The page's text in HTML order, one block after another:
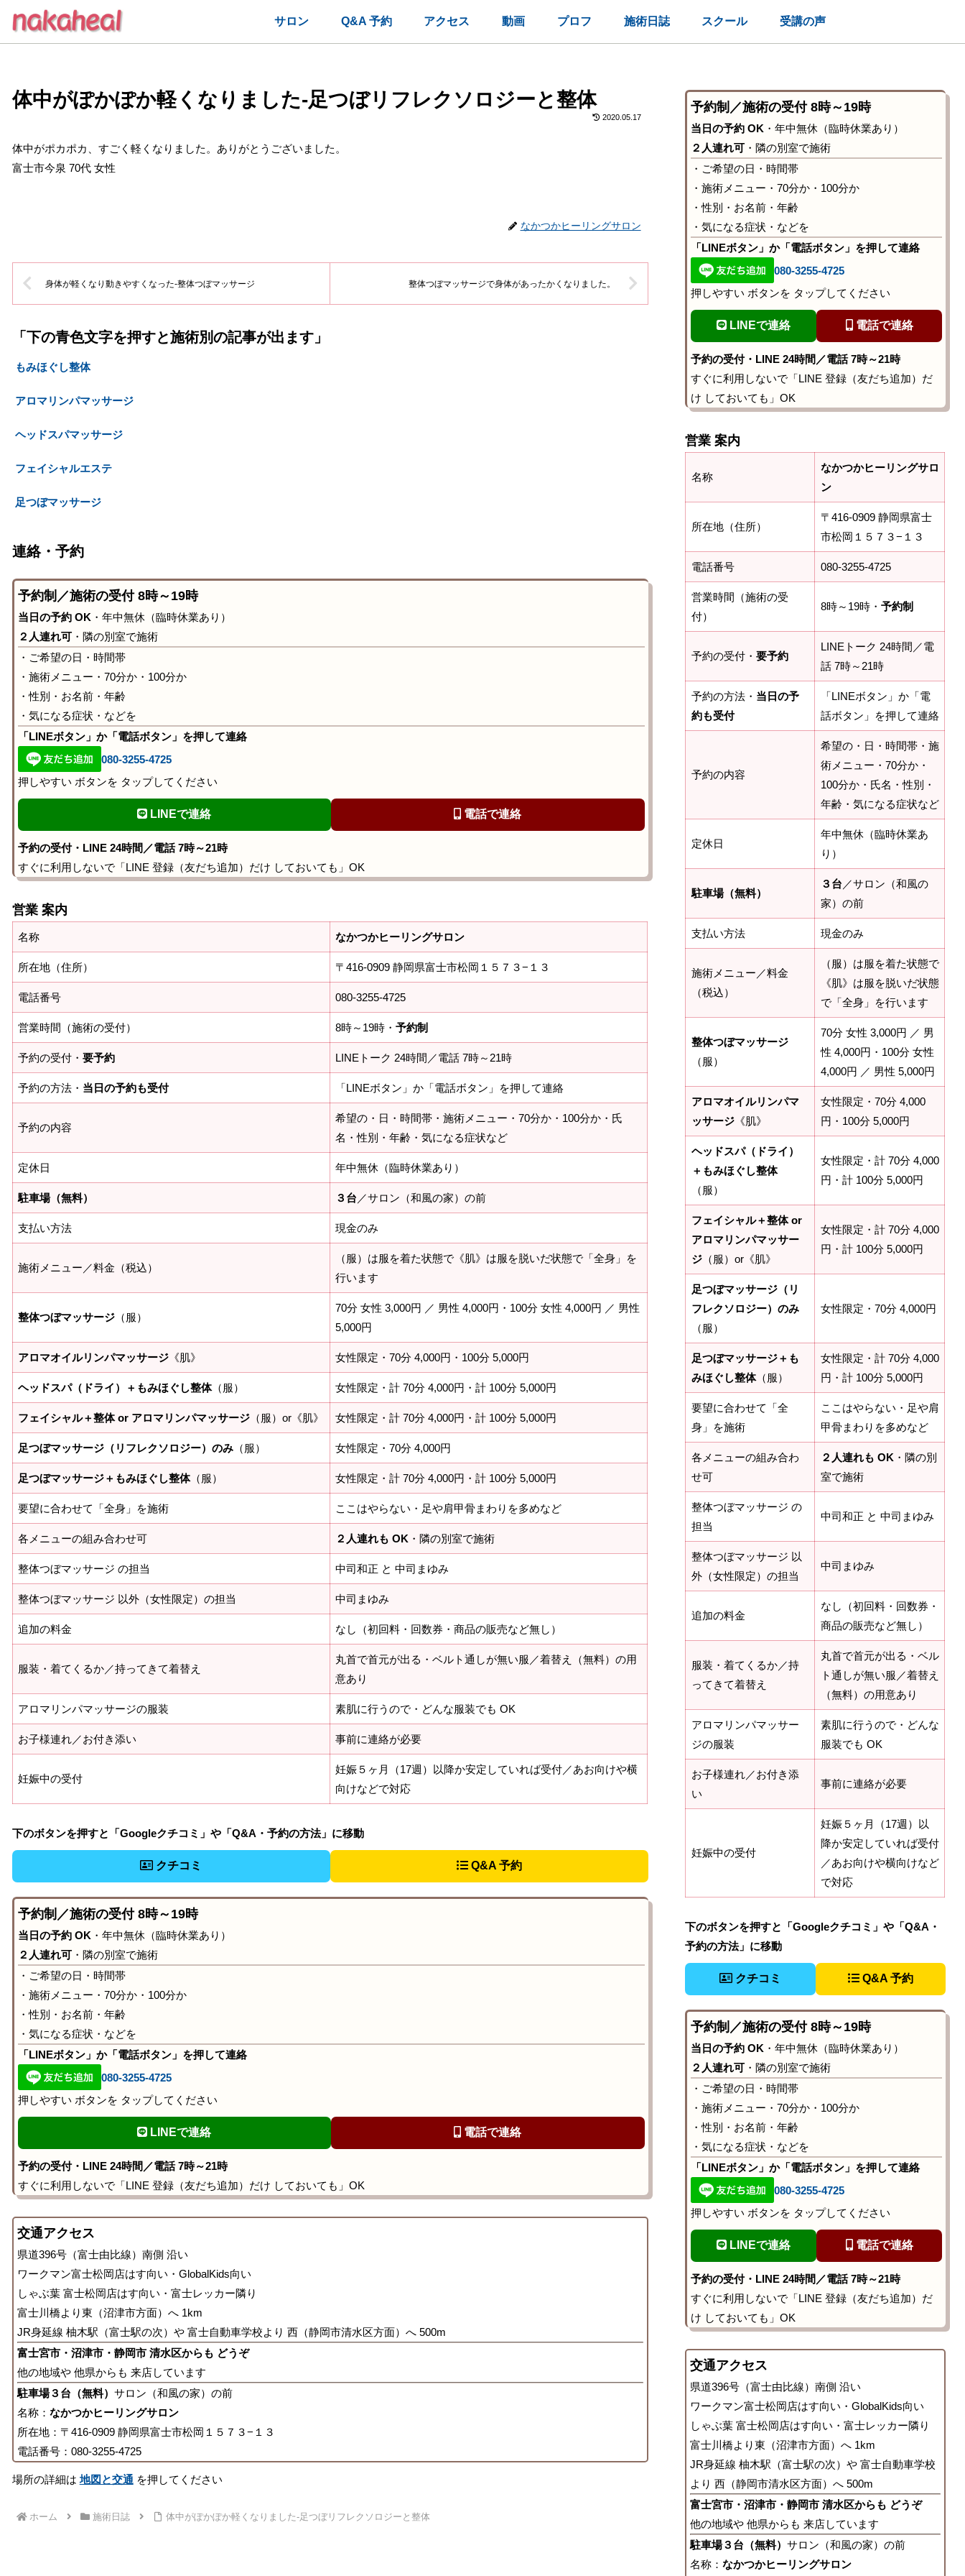
サロン Q&A 予約 アクセス 動画 プロフ 施術日誌 スクール 受講の声
体中がぽかぽか軽くなりました-足つぼリフレクソロジーと整体
2020.05.17
体中がポカポカ、すごく軽くなりました。ありがとうございました。
富士市今泉 70代 女性
なかつかヒーリングサロン
身体が軽くなり動きやすくなった-整体つぼマッサージ 整体つぼマッサージで身体があったかくなりました。
「下の青色文字を押すと施術別の記事が出ます」
もみほぐし整体
アロマリンパマッサージ
ヘッドスパマッサージ
フェイシャルエステ
足つぼマッサージ
連絡・予約
予約制／施術の受付 8時～19時
当日の予約 OK ・年中無休（臨時休業あり）
２人連れ可・隣の別室で施術
・ご希望の日・時間帯
・施術メニュー・70分か・100分か
・性別・お名前・年齢
・気になる症状・などを
「LINEボタン」か「電話ボタン」を押して連絡
080-3255-4725
押しやすい ボタンを タップしてください
LINEで連絡 電話で連絡
予約の受付・LINE 24時間／電話 7時～21時
すぐに利用しないで「LINE 登録（友だち追加）だけ しておいても」OK
営業 案内
名称 なかつかヒーリングサロン
所在地（住所） 〒416-0909 静岡県富士市松岡１５７３−１３
電話番号 080-3255-4725
営業時間（施術の受付） 8時～19時・予約制
予約の受付・要予約 LINEトーク 24時間／電話 7時～21時
予約の方法・ 当日の予約も受付 「LINEボタン」か「電話ボタン」を押して連絡
予約の内容
希望の・日・時間帯・施術メニュー・70分か・100分か・氏
名・性別・年齢・気になる症状など
定休日 年中無休（臨時休業あり）
駐車場（無料） ３台 ／サロン（和風の家）の前
支払い方法 現金のみ
施術メニュー／料金（税込）
（服）は服を着た状態で《肌》は服を脱いだ状態で「全身」を
行います
整体つぼマッサージ （服）
70分 女性 3,000円 ／ 男性 4,000円・100分 女性 4,000円 ／ 男性
5,000円
アロマオイルリンパマッサージ 《肌》 女性限定・70分 4,000円・100分 5,000円
ヘッドスパ（ドライ）＋もみほぐし整体（服） 女性限定・計 70分 4,000円・計 100分 5,000円
フェイシャル＋整体 or アロマリンパマッサージ （服）or《肌》 女性限定・計 70分 4,000円・計 100分 5,000円
足つぼマッサージ（リフレクソロジー）のみ （服） 女性限定・70分 4,000円
足つぼマッサージ＋もみほぐし整体（服） 女性限定・計 70分 4,000円・計 100分 5,000円
要望に合わせて「全身」を施術 ここはやらない・足や肩甲骨まわりを多めなど
各メニューの組み合わせ可 ２人連れも OK ・隣の別室で施術
整体つぼマッサージ の担当 中司和正 と 中司まゆみ
整体つぼマッサージ 以外（女性限定）の担当 中司まゆみ
追加の料金 なし（初回料・回数券・商品の販売など無し）
服装・着てくるか／持ってきて着替え
丸首で首元が出る・ベルト通しが無い服／着替え（無料）の用
意あり
アロマリンパマッサージの服装 素肌に行うので・どんな服装でも OK
お子様連れ／お付き添い 事前に連絡が必要
妊娠中の受付
妊娠５ヶ月（17週）以降か安定していれば受付／あお向けや横
向けなどで対応
下のボタンを押すと「Googleクチコミ」や「Q&A・予約の方法」に移動
クチコミ Q&A 予約
予約制／施術の受付 8時～19時
当日の予約 OK ・年中無休（臨時休業あり）
２人連れ可・隣の別室で施術
・ご希望の日・時間帯
・施術メニュー・70分か・100分か
・性別・お名前・年齢
・気になる症状・などを
「LINEボタン」か「電話ボタン」を押して連絡
080-3255-4725
押しやすい ボタンを タップしてください
LINEで連絡 電話で連絡
予約の受付・LINE 24時間／電話 7時～21時
すぐに利用しないで「LINE 登録（友だち追加）だけ しておいても」OK
交通アクセス
県道396号（富士由比線）南側 沿い
ワークマン富士松岡店はす向い・GlobalKids向い
しゃぶ葉 富士松岡店はす向い・富士レッカー隣り
富士川橋より東（沼津市方面）へ 1km
JR身延線 柚木駅（富士駅の次）や 富士自動車学校より 西（静岡市清水区方面）へ 500m
富士宮市・沼津市・静岡市 清水区からも どうぞ
他の地域や 他県からも 来店しています
駐車場３台（無料） サロン（和風の家）の前
名称： なかつかヒーリングサロン
所在地：〒416-0909 静岡県富士市松岡１５７３−１３
電話番号：080-3255-4725
場所の詳細は地図と交通 を押してください
ホーム 施術日誌 体中がぽかぽか軽くなりました-足つぼリフレクソロジーと整体
予約制／施術の受付 8時～19時
当日の予約 OK ・年中無休（臨時休業あり）
２人連れ可 ・隣の別室で施術
・ご希望の日・時間帯
・施術メニュー・70分か・100分か
・性別・お名前・年齢
・気になる症状・などを
「LINEボタン」か「電話ボタン」を押して連絡
080-3255-4725
押しやすい ボタンを タップしてください
LINEで連絡 電話で連絡
予約の受付・LINE 24時間／電話 7時～21時
すぐに利用しないで「LINE 登録（友だち追加）だ
け しておいても」OK
営業 案内
名称
なかつかヒーリングサロ
ン
所在地（住所）
〒416-0909 静岡県富士
市松岡１５７３−１３
電話番号 080-3255-4725
営業時間（施術の受
付）
8時～19時・ 予約制
予約の受付・ 要予約
LINEトーク 24時間／電
話 7時～21時
予約の方法・ 当日の予
約も受付
「LINEボタン」か「電
話ボタン」を押して連絡
予約の内容
希望の・日・時間帯・施
術メニュー・70分か・
100分か・氏名・性別・
年齢・気になる症状など
定休日
年中無休（臨時休業あ
り）
駐車場（無料）
３台 ／サロン（和風の
家）の前
支払い方法 現金のみ
施術メニュー／料金
（税込）
（服）は服を着た状態で
《肌》は服を脱いだ状態
で「全身」を行います
整体つぼマッサージ
（服）
70分 女性 3,000円 ／ 男
性 4,000円・100分 女性
4,000円 ／ 男性 5,000円
アロマオイルリンパマ
ッサージ《肌》
女性限定・70分 4,000
円・100分 5,000円
ヘッドスパ（ドライ）
＋もみほぐし整体
（服）
女性限定・計 70分 4,000
円・計 100分 5,000円
フェイシャル＋整体 or
アロマリンパマッサー
ジ（服）or《肌》
女性限定・計 70分 4,000
円・計 100分 5,000円
足つぼマッサージ（リ
フレクソロジー）のみ
（服）
女性限定・70分 4,000円
足つぼマッサージ＋も
みほぐし整体（服）
女性限定・計 70分 4,000
円・計 100分 5,000円
要望に合わせて「全
身」を施術
ここはやらない・足や肩
甲骨まわりを多めなど
各メニューの組み合わ
せ可
２人連れも OK ・隣の別
室で施術
整体つぼマッサージ の
担当
中司和正 と 中司まゆみ
整体つぼマッサージ 以
外（女性限定）の担当
中司まゆみ
追加の料金
なし（初回料・回数券・
商品の販売など無し）
服装・着てくるか／持
ってきて着替え
丸首で首元が出る・ベル
ト通しが無い服／着替え
（無料）の用意あり
アロマリンパマッサー
ジの服装
素肌に行うので・どんな
服装でも OK
お子様連れ／お付き添
い
事前に連絡が必要
妊娠中の受付
妊娠５ヶ月（17週）以
降か安定していれば受付
／あお向けや横向けなど
で対応
下のボタンを押すと「Googleクチコミ」や「Q&A・
予約の方法」に移動
クチコミ Q&A 予約
予約制／施術の受付 8時～19時
当日の予約 OK ・年中無休（臨時休業あり）
２人連れ可 ・隣の別室で施術
・ご希望の日・時間帯
・施術メニュー・70分か・100分か
・性別・お名前・年齢
・気になる症状・などを
「LINEボタン」か「電話ボタン」を押して連絡
080-3255-4725
押しやすい ボタンを タップしてください
LINEで連絡 電話で連絡
予約の受付・LINE 24時間／電話 7時～21時
すぐに利用しないで「LINE 登録（友だち追加）だ
け しておいても」OK
交通アクセス
県道396号（富士由比線）南側 沿い
ワークマン富士松岡店はす向い・GlobalKids向い
しゃぶ葉 富士松岡店はす向い・富士レッカー隣り
富士川橋より東（沼津市方面）へ 1km
JR身延線 柚木駅（富士駅の次）や 富士自動車学校
より 西（静岡市清水区方面）へ 500m
富士宮市・沼津市・静岡市 清水区からも どうぞ
他の地域や 他県からも 来店しています
駐車場３台（無料）サロン（和風の家）の前
名称：なかつかヒーリングサロン